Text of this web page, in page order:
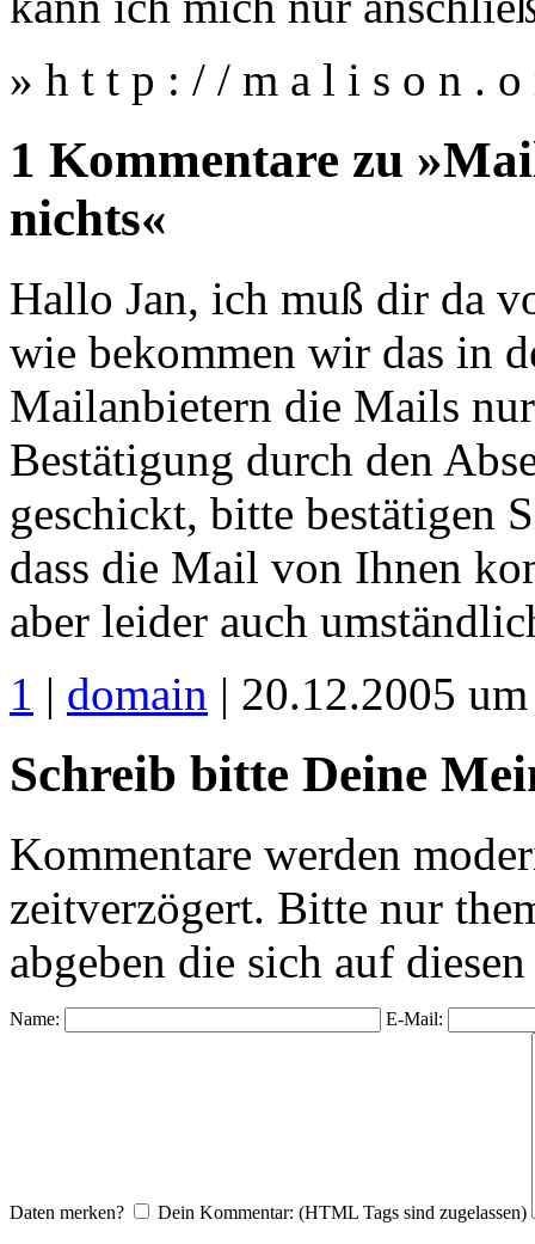
» h t t p : / / m a l i s o n .
1 Kommentare zu
nichts«
Hallo Jan, ich muß dir da
wie bekommen wir das in
Mailanbietern die Mails
Bestätigung durch den
geschickt, bitte bestätigen
dass die Mail von Ihnen
aber leider auch
1 | domain | 20.12.2005
Schreib bitte Deine
Kommentare werden
zeitverzögert. Bitte nur
abgeben die sich auf
Name: E-Mail:
Daten merken? Dein Kommentar: (HTML Tags sind zugelassen)